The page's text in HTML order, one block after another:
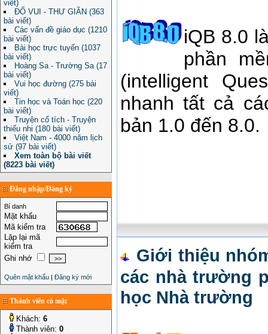
viết)
ĐỐ VUI - THƯ GIÃN (363
bài viết)
Các vấn đề giáo dục (1210
bài viết)
Bài học trực tuyến (1037
bài viết)
Hoàng Sa - Trường Sa (17
bài viết)
Vui học đường (275 bài
viết)
Tin học và Toán học (220
bài viết)
Truyện cổ tích - Truyện
thiếu nhi (180 bài viết)
Việt Nam - 4000 năm lịch
sử (97 bài viết)
Xem toàn bộ bài viết
(8223 bài viết)
Đăng nhập/Đăng ký
Bí danh
Mật khẩu
Mã kiểm tra
Lặp lại mã
kiểm tra
Ghi nhớ
Quên mật khẩu | Đăng ký mới
Thành viên có mặt
Khách: 6
Thành viên: 0
iQB 8.0
phần
(intelligent
nhanh tất cả
bản 1.0 đến 8.0.
Giới thiệu
các nhà trường
học Nhà trường